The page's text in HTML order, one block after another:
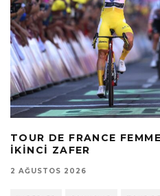
TOUR DE FRANCE
İKINCI ZAFER
2 AĞUSTOS 2026